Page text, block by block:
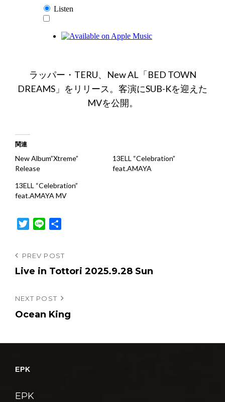
ラッパー・TERU、New AL「BED TOWN
DREAMS」をリリース。客演にSUB-Kを迎えた
MVを公開。
関連
New Album”Xtreme”
Release
13ELL “Celebration”
feat.AMAYA
13ELL “Celebration”
feat.AMAYA MV
t
t
r
e
投
稿
ゲ
ョ
Previous
Post
PREV POST
Live in Tottori 2025.9.28 Sun
Next
Post
NEXT POST
Ocean King
EPK
EPK